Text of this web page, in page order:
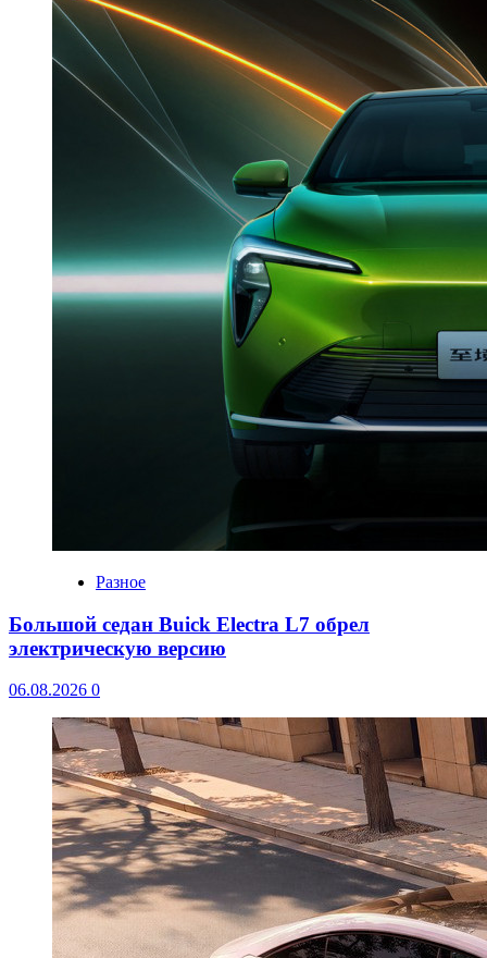
Разное
Большой седан Buick Electra L7 обрел
электрическую версию
06.08.2026 0